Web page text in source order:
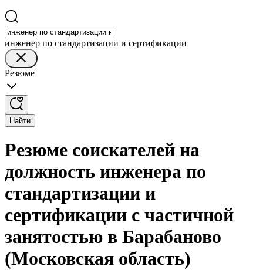
инженер по стандартизации и сертификации
Резюме
Найти
Резюме соискателей на
должность инженера по
стандартизации и
сертификации с частичной
занятостью в Барабаново
(Московская область)